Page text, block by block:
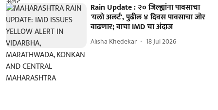
Rain Update : २० जिल्ह्यांना पावसाचा
'यलो अलर्ट', पुढील ४ दिवस पावसाचा जोर
वाढणार; वाचा IMD चा अंदाज
Alisha Khedekar 18 Jul 2026